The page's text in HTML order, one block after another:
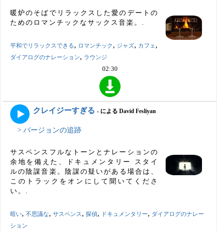
暖炉のそばでリラックスした愛のデートの
ためのロマンチックなサックス音楽。.
平和でリラックスできる, ロマンチック , ジャズ, カフェ,
ダイアログのナレーション, ラウンジ
02:30
クレイジーすぎる - による David Fesliyan
> バージョンの追跡
サスペンスフルなトーンとナレーションの
余地を備えた、ドキュメンタリー スタイ
ルの陰謀音楽。陰謀の疑いがある場合は、
このトラックをオンにして聞いてくださ
い。.
暗い, 不思議な, サスペンス, 探偵, ドキュメンタリー, ダイアログのナレー
ション